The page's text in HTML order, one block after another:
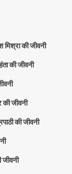
की जीवनी
की जीवनी
जीवनी
की जीवनी